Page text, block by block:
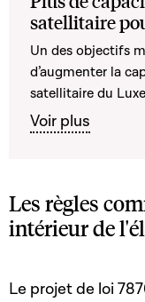
satellitaire
Un des objectifs
d’augmenter la
satellitaire du
Voir plus
Les règles
intérieur de
Le projet de loi